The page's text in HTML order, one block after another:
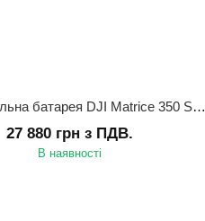
Інтелектуальна батарея DJI Matrice 350 Series TB65 Intelligent Flight Battery
27 880 грн з ПДВ.
В наявності